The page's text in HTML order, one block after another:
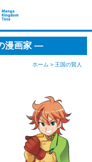
漫画家 —
ホーム > 王国の賢人